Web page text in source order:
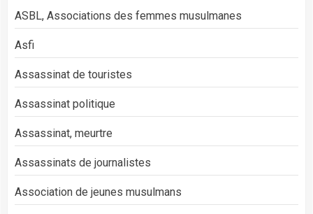
ASBL, Associations des femmes musulmanes
Asfi
Assassinat de touristes
Assassinat politique
Assassinat, meurtre
Assassinats de journalistes
Association de jeunes musulmans